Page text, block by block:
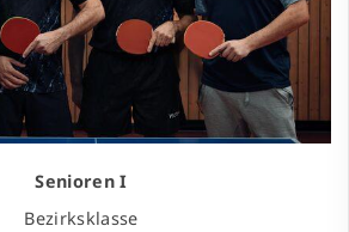
Senioren I
Bezirksklasse